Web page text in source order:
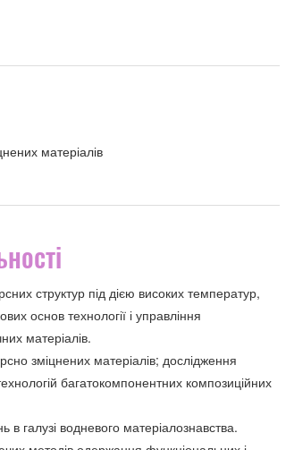
матеріалів
структур під дією високих температур,
основ технології і управління
матеріалів.
зміцнених матеріалів; дослідження
багатокомпонентних композиційних
галузі водневого матеріалознавства.